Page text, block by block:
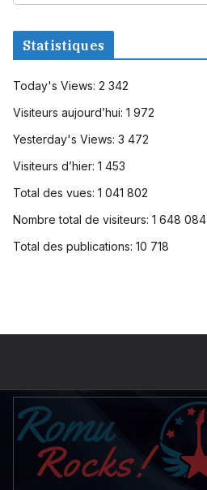
Statistiques
Today's Views: 2 342
Visiteurs aujourd’hui: 1 972
Yesterday's Views: 3 472
Visiteurs d’hier: 1 453
Total des vues: 1 041 802
Nombre total de visiteurs: 1 648 084
Total des publications: 10 718